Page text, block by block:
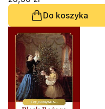
Do koszyka